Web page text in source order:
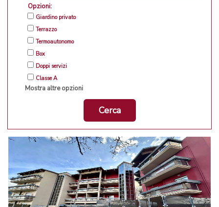
Opzioni:
Giardino privato
Terrazzo
Termoautonomo
Box
Doppi servizi
Classe A
Mostra altre opzioni
Cerca